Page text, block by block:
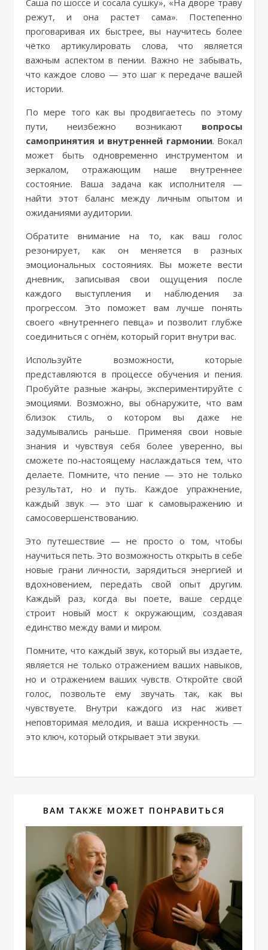
Саша по шоссе и сосала сушку», «На дворе траву
режут, и она растет сама». Постепенно
проговаривая их быстрее, вы научитесь более
чётко артикулировать слова, что является
важным аспектом в пении. Важно не забывать,
что каждое слово — это шаг к передаче вашей
истории.
По мере того как вы продвигаетесь по этому
пути, неизбежно возникают вопросы
самопринятия и внутренней гармонии. Вокал
может быть одновременно инструментом и
зеркалом, отражающим наше внутреннее
состояние. Ваша задача как исполнителя —
найти этот баланс между личным опытом и
ожиданиями аудитории.
Обратите внимание на то, как ваш голос
резонирует, как он меняется в разных
эмоциональных состояниях. Вы можете вести
дневник, записывая свои ощущения после
каждого выступления и наблюдения за
прогрессом. Это поможет вам лучше понять
своего «внутреннего певца» и позволит глубже
соединиться с огнём, который горит внутри вас.
Используйте возможности, которые
представляются в процессе обучения и пения.
Пробуйте разные жанры, экспериментируйте с
эмоциями. Возможно, вы обнаружите, что вам
близок стиль, о котором вы даже не
задумывались раньше. Применяя свои новые
знания и чувствуя себя более уверенно, вы
сможете по-настоящему наслаждаться тем, что
делаете. Помните, что пение — это не только
результат, но и путь. Каждое упражнение,
каждый звук — это шаг к самовыражению и
самосовершенствованию.
Это путешествие — не просто о том, чтобы
научиться петь. Это возможность открыть в себе
новые грани личности, зарядиться энергией и
вдохновением, передать свой опыт другим.
Каждый раз, когда вы поете, ваше сердце
строит новый мост к окружающим, создавая
единство между вами и миром.
Помните, что каждый звук, который вы издаете,
является не только отражением ваших навыков,
но и отражением ваших чувств. Откройте свой
голос, позвольте ему звучать так, как вы
чувствуете. Внутри каждого из нас живет
неповторимая мелодия, и ваша искренность —
это ключ, который открывает эти звуки.
ВАМ ТАКЖЕ МОЖЕТ ПОНРАВИТЬСЯ